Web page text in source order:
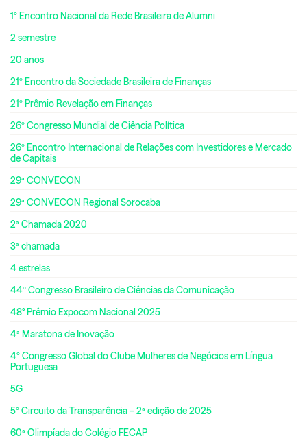
1º Encontro Nacional da Rede Brasileira de Alumni
2 semestre
20 anos
21º Encontro da Sociedade Brasileira de Finanças
21º Prêmio Revelação em Finanças
26º Congresso Mundial de Ciência Política
26º Encontro Internacional de Relações com Investidores e Mercado
de Capitais
29ª CONVECON
29ª CONVECON Regional Sorocaba
2ª Chamada 2020
3ª chamada
4 estrelas
44º Congresso Brasileiro de Ciências da Comunicação
48° Prêmio Expocom Nacional 2025
4ª Maratona de Inovação
4º Congresso Global do Clube Mulheres de Negócios em Língua
Portuguesa
5G
5º Circuito da Transparência – 2ª edição de 2025
60ª Olimpíada do Colégio FECAP